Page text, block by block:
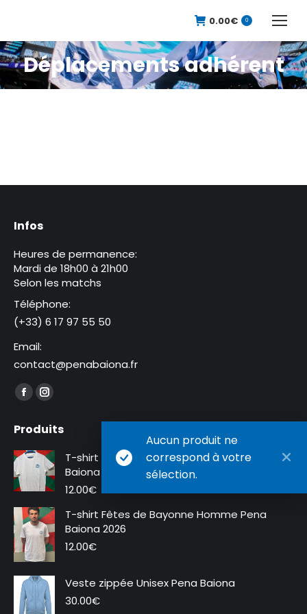
0.00€ 0
Déplacements adhérent
Vous êtes ici :
Aucun produit ne
correspond à votre
sélection.
Infos
Heures de permanence:
Mardi de 18h00 à 21h00
Selon les matchs
Téléphone:
(+33) 6 17 97 55 50
Email:
contact@penabaiona.fr
Trouvez nous sur :
La
Facebook
s'ouvre
dans
une
nouvelle
fenêtre
La
Instagram
s'ouvre
dans
une
nouvelle
fenêtre
Produits
T-shirt Fêtes de Bayonne Femme Pena
Baiona 2026
12.00€
T-shirt Fêtes de Bayonne Homme Pena
Baiona 2026
12.00€
NouveautéVeste zippée Unisex Pena Baiona
30.00€